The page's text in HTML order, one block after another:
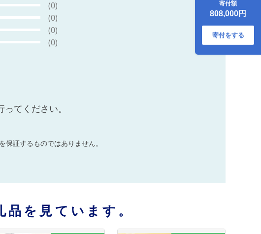
｜ ビタミンC ビタ
ミンD 健康 美容 サ
プリ サプリメント
ビタミン 人気 リポ
ソーム おすすめ
寄付額
808,000円
寄付をする
(0)
(0)
(0)
(0)
ってください。
証するものではありません。
を見ています。